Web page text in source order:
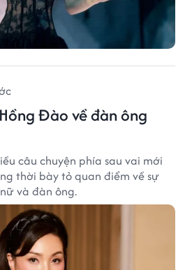
Đào về đàn ông
câu chuyện phía sau vai mới
thời bày tỏ quan điểm về sự
và đàn ông.